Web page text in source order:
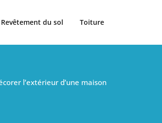
Revêtement du sol Toiture
l’extérieur d’une maison